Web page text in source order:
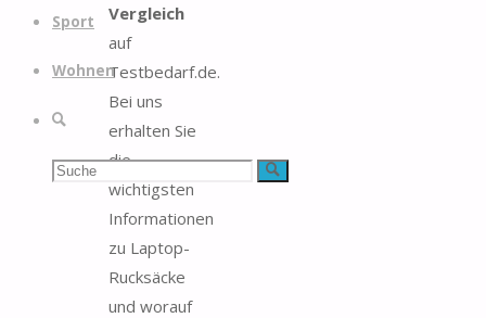
Sport
Wohnen
Suchen Suche
Vergleich
auf
Testbedarf.de.
Bei uns
erhalten Sie
die
wichtigsten
Informationen
zu Laptop-
Rucksäcke
und worauf